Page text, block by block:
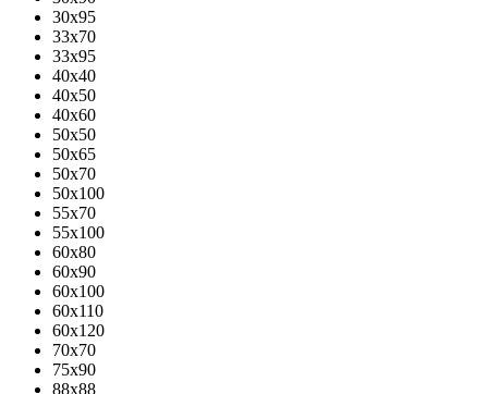
30x95
33x70
33x95
40x40
40x50
40x60
50x50
50x65
50x70
50x100
55x70
55x100
60x80
60x90
60x100
60x110
60x120
70x70
75x90
88x88